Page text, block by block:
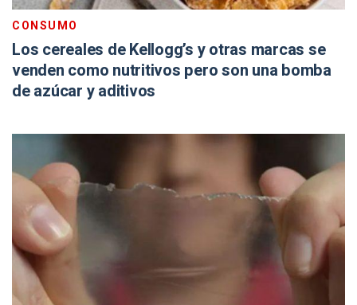
CONSUMO
Los cereales de Kellogg’s y otras marcas se
venden como nutritivos pero son una bomba
de azúcar y aditivos